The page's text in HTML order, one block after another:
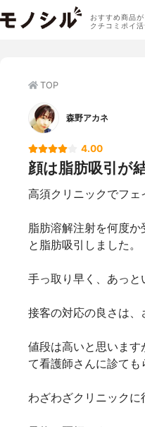
おすすめ商品
クチコミポイ活
TOP
森野アカネ
4.00
顔は脂肪吸引が
高須クリニックでフェ
脂肪溶解注射を何度
と脂肪吸引しました。
手っ取り早く、あっと
接客の対応の良さは、
値段は高いと思いま
て看護師さんに診ても
わざわざクリニックに